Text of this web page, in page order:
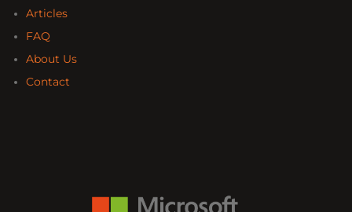
Articles
FAQ
About Us
Contact